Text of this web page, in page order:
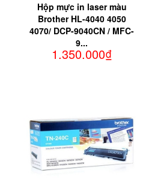
Hộp mực in laser màu
Brother HL-4040 4050
4070/ DCP-9040CN / MFC-
9...
1.350.000₫